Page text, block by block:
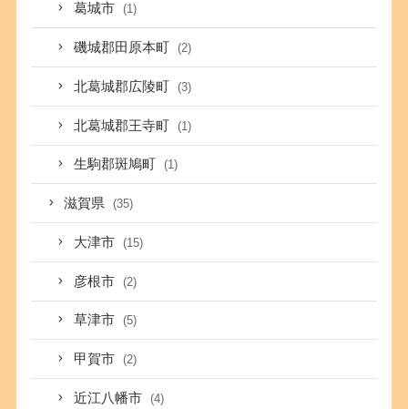
葛城市 (1)
磯城郡田原本町 (2)
北葛城郡広陵町 (3)
北葛城郡王寺町 (1)
生駒郡斑鳩町 (1)
滋賀県 (35)
大津市 (15)
彦根市 (2)
草津市 (5)
甲賀市 (2)
近江八幡市 (4)